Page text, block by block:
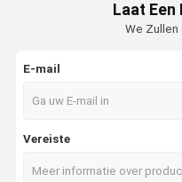
horizontale snijmachine
Verwijderings- en
Machines voor het
Tape snijmachine
Laat
We Zullen
E-mail
Vereiste